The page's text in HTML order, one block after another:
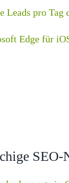
Leads pro Tag
Edge für
SEO-